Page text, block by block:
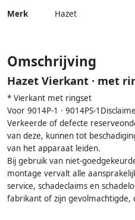
Merk Hazet
Omschrijving
Hazet Vierkant · met
* Vierkant met ringset
Voor 9014P-1 · 9014PS-
Verkeerde of defecte
van deze, kunnen tot
van het apparaat leiden.
Bij gebruik van niet-
montage vervalt alle
service, schadeclaims en
fabrikant of zijn